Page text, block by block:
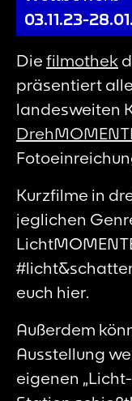
03.11.23-
Die filmothek
präsentiert
landesweiten
Kurzfilme in
jeglichen
euch hier.
Außerdem
Ausstellung
eigenen